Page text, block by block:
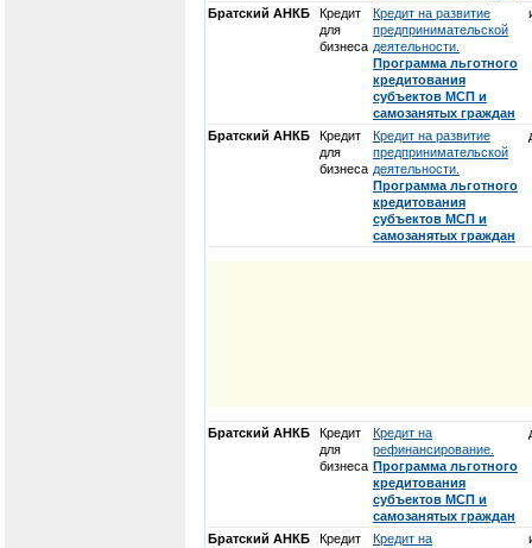
Братский АНКБ
Кредит
для
бизнеса
Кредит на развитие
предпринимательской
деятельности.
Программа льготного
кредитования
субъектов МСП и
самозанятых граждан
Братский АНКБ
Кредит
для
бизнеса
Кредит на развитие
предпринимательской
деятельности.
Программа льготного
кредитования
субъектов МСП и
самозанятых граждан
Братский АНКБ
Кредит
для
бизнеса
Кредит на
рефинансирование.
Программа льготного
кредитования
субъектов МСП и
самозанятых граждан
Братский АНКБ Кредит Кредит на